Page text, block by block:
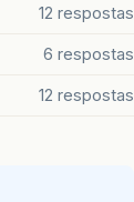
12 respostas
6 respostas
12 respostas